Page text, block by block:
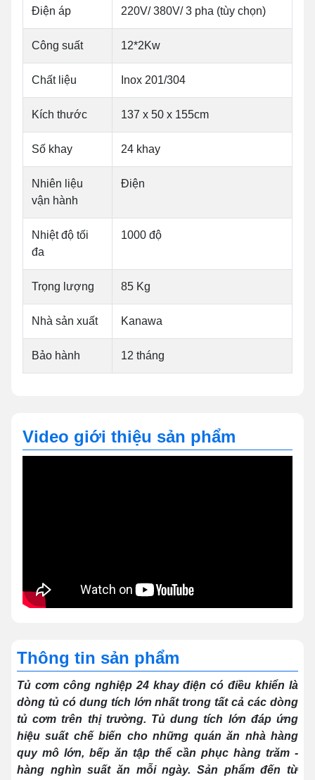
Điện áp 220V/ 380V/ 3 pha (tùy chọn)
Công suất 12*2Kw
Chất liệu Inox 201/304
Kích thước 137 x 50 x 155cm
Số khay 24 khay
Nhiên liệu
vận hành
Điện
Nhiệt độ tối
đa
1000 độ
Trọng lượng 85 Kg
Nhà sản xuất Kanawa
Bảo hành 12 tháng
Video giới thiệu sản phẩm
Thông tin sản phẩm
Tủ cơm công nghiệp 24 khay điện có điều khiển là
dòng tủ có dung tích lớn nhất trong tất cả các dòng
tủ cơm trên thị trường. Tủ dung tích lớn đáp ứng
hiệu suất chế biến cho những quán ăn nhà hàng
quy mô lớn, bếp ăn tập thể cần phục hàng trăm -
hàng nghìn suất ăn mỗi ngày. Sản phẩm đến từ